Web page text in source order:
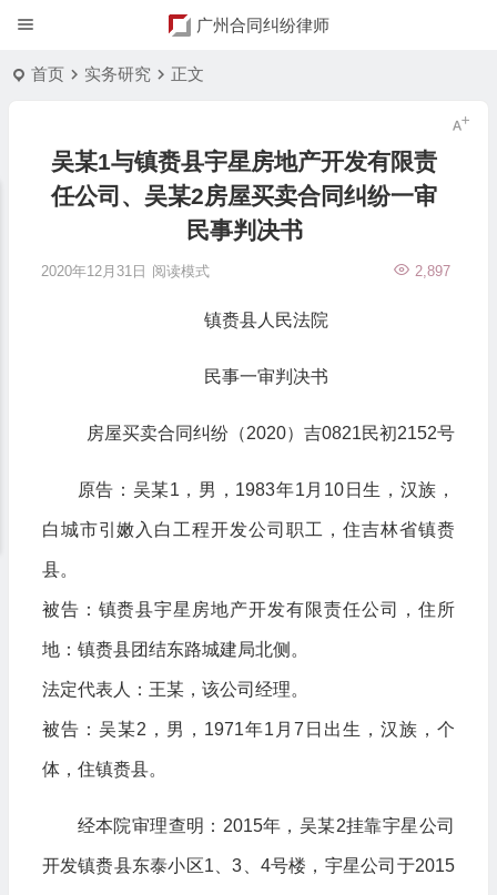
广州合同纠纷律师
首页 实务研究 正文
吴某1与镇赉县宇星房地产开发有限责
任公司、吴某2房屋买卖合同纠纷一审
民事判决书
2020年12月31日 2,897
阅读模式
镇赉县人民法院
民事一审判决书
房屋买卖合同纠纷（2020）吉0821民初2152号
原告：吴某1，男，1983年1月10日生，汉族，
白城市引嫩入白工程开发公司职工，住吉林省镇赉
县。
被告：镇赉县宇星房地产开发有限责任公司，住所
地：镇赉县团结东路城建局北侧。
法定代表人：王某，该公司经理。
被告：吴某2，男，1971年1月7日出生，汉族，个
体，住镇赉县。
经本院审理查明：2015年，吴某2挂靠宇星公司
开发镇赉县东泰小区1、3、4号楼，宇星公司于2015